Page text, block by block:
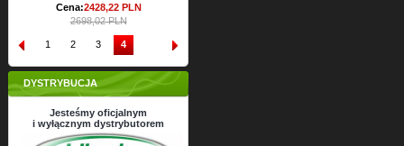
Cena:2428,22PLN
2698,02 PLN
1 2 3 4
DYSTRYBUCJA
Jesteśmy oficjalnym
i wyłącznym dystrybutorem